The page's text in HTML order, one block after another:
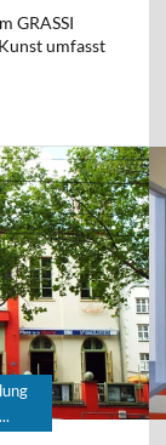
GRASSI
umfasst